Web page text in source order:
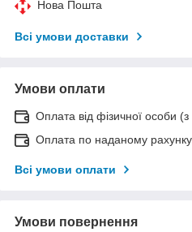
Нова Пошта
Всі умови доставки
Умови оплати
Оплата від фізичної особи (з
Оплата по наданому
Всі умови оплати
Умови повернення